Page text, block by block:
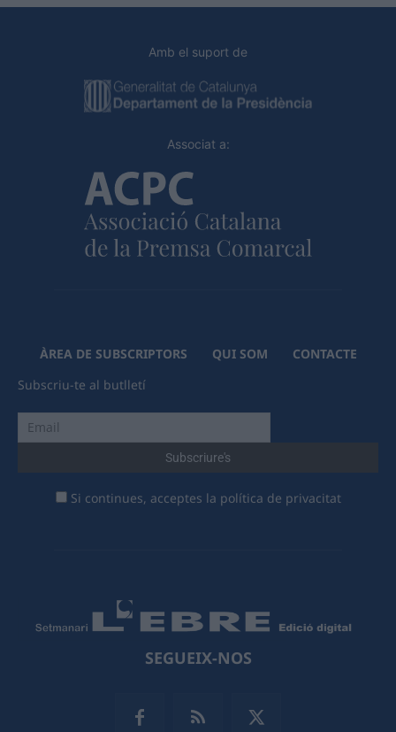
Amb el suport de
Associat a:
ÀREA DE SUBSCRIPTORS QUI SOM
CONTACTE
Subscriu-te al butlletí
Si continues, acceptes la política de privacitat
SEGUEIX-NOS